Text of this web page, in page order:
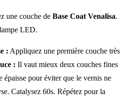
une couche de Base Coat Venalisa.
LED.
: Appliquez une première couche très
: Il vaut mieux deux couches fines
épaisse pour éviter que le vernis ne
Catalysez 60s. Répétez pour la